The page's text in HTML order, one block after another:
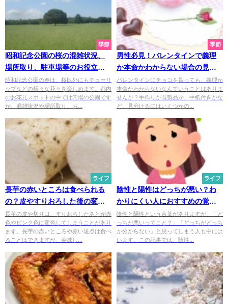
季節
昭和記念公園の桜の混雑状況、
場所取り、駐車場等のお役立ち
情報まとめ
昭和記念公園の春は、桜以外にもチューリ
ップなどの様々な花々を楽しめます。都内
のお花見スポットの中では穴場の公園です
が、混雑状況や場所取り、お...
季節
男性必見！バレンタインで義理
か本命かわからない場合の見極
め方は？
バレンタインにチョコを貰っても、義理か
本命かわからないなんていうことはありま
せんか？手作りか既製品か、手紙付きかな
ど、見分けるにはいくつかの...
ライフ
長芋の赤いところは食べられる
の？皮やすりおろした後の変色
原因と対処法とは
長芋の皮や切り口、すりおろしたあとが赤
色やピンク色に変色してしまうことがあり
ます。長芋の赤いところや赤い斑点は食べ
ることはできますが、美味し...
ライフ
陰性と陽性はどっちが悪い？わ
かりにくい人におすすめの覚え
方とは
陰性と陽性という言葉がありますが、「ど
っちが悪いってこと？」「どっちがどっち
か分からない」と思ってしまう人も中には
います。この記事では、陰性...